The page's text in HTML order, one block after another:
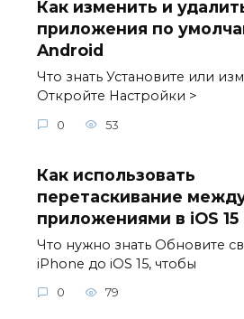
Как изменить и
приложения по
Android
Что знать Установите или
Откройте Настройки >
0 53
Как использовать
перетаскивание
приложениями в iOS 15
Что нужно знать Обновите
iPhone до iOS 15, чтобы
0 79